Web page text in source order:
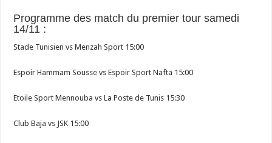
Programme des match du premier tour samedi
14/11 :
Stade Tunisien vs Menzah Sport 15:00
Espoir Hammam Sousse vs Espoir Sport Nafta 15:00
Etoile Sport Mennouba vs La Poste de Tunis 15:30
Club Baja vs JSK 15:00